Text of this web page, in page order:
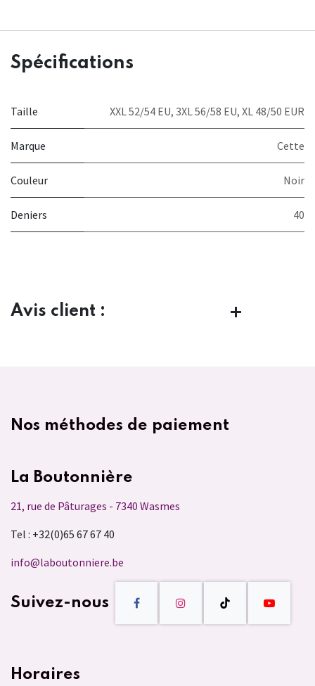
Spécifications
Taille XXL 52/54 EU, 3XL 56/58 EU, XL 48/50 EUR
Marque Cette
Couleur Noir
Deniers 40
Avis client :
Nos méthodes de paiement
La Boutonnière
21, rue de Pâturages - 7340 Wasmes
Tel : +32(0)65 67 67 40
info@laboutonniere.be
Suivez-nous
Horaires